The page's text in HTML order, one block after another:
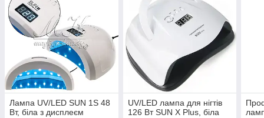
Лампа UV/LED SUN 1S 48
Вт, біла з дисплеєм
UV/LED лампа для нігтів
126 Вт SUN X Plus, біла